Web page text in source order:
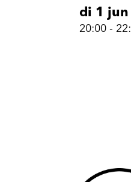
di 1 jun
20:00 -